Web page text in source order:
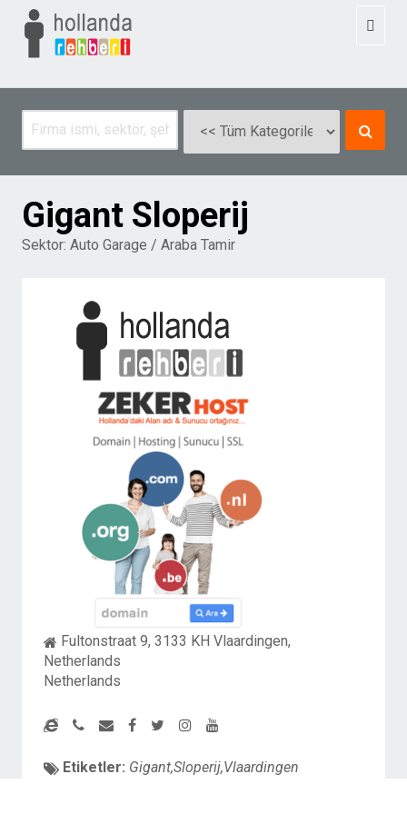
Gigant Sloperij
Sektor: Auto Garage / Araba Tamir
Fultonstraat 9, 3133 KH Vlaardingen,
Netherlands
Netherlands
Etiketler: Gigant,Sloperij,Vlaardingen